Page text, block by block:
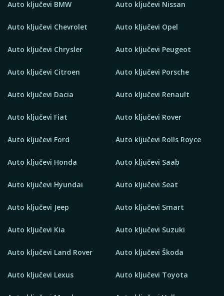
Auto ključevi BMW
Auto ključevi Chevrolet
Auto ključevi Chrysler
Auto ključevi Citroen
Auto ključevi Dacia
Auto ključevi Fiat
Auto ključevi Ford
Auto ključevi Honda
Auto ključevi Hyundai
Auto ključevi Jeep
Auto ključevi Kia
Auto ključevi Land Rover
Auto ključevi Lexus
Auto ključevi Nissan
Auto ključevi Opel
Auto ključevi Peugeot
Auto ključevi Porsche
Auto ključevi Renault
Auto ključevi Rover
Auto ključevi Rolls Royce
Auto ključevi Saab
Auto ključevi Seat
Auto ključevi Smart
Auto ključevi Suzuki
Auto ključevi Škoda
Auto ključevi Toyota